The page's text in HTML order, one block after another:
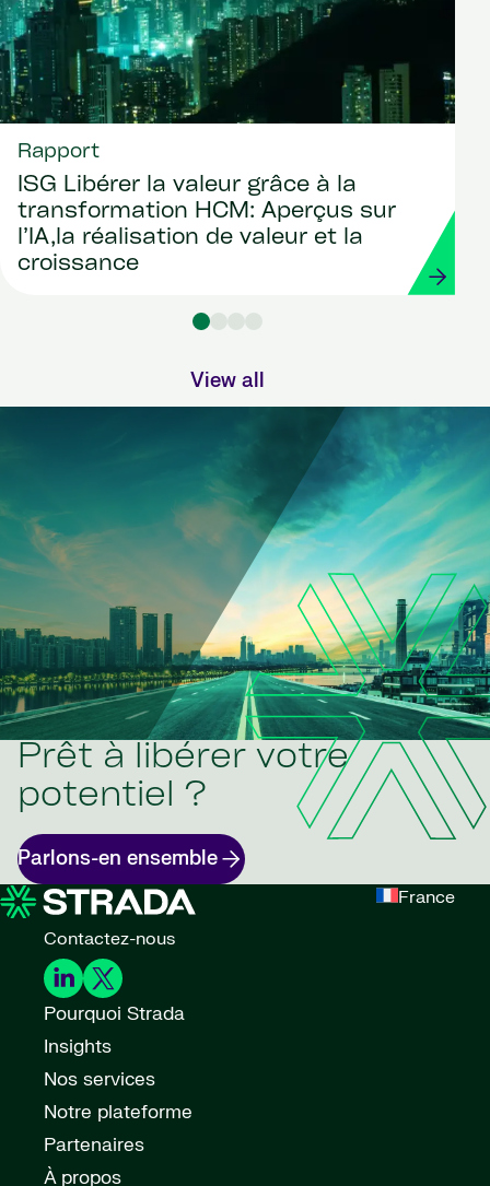
Rapport
ISG Libérer la valeur grâce à la
transformation HCM: Aperçus sur
l’IA,la réalisation de valeur et la
croissance
View all
Prêt à libérer votre
potentiel ?
Parlons-en ensemble
France
Contactez-nous
Pourquoi Strada
Insights
Nos services
Notre plateforme
Partenaires
À propos